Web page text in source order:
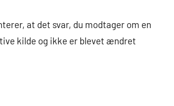
at det svar, du modtager om en
kilde og ikke er blevet ændret